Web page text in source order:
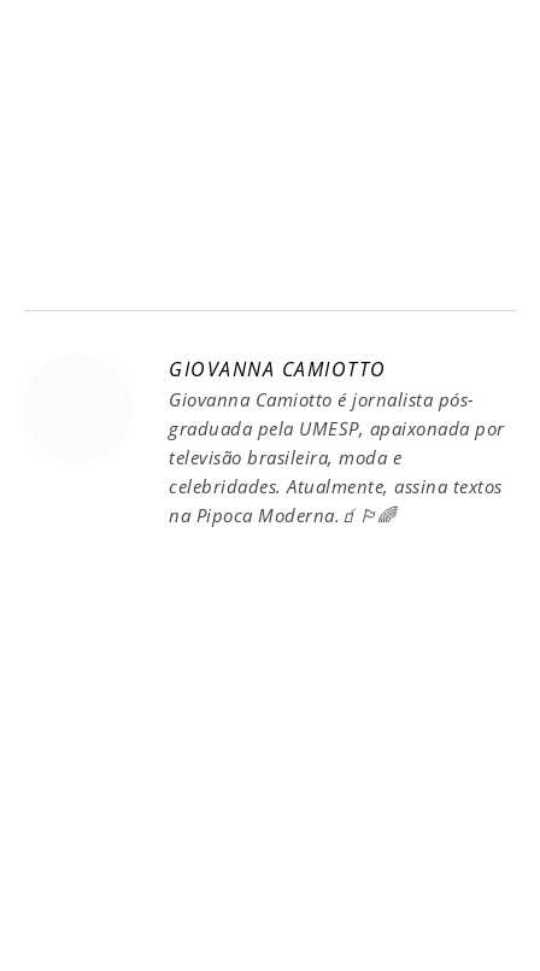
GIOVANNA CAMIOTTO
Giovanna Camiotto é jornalista pós-
graduada pela UMESP, apaixonada por
televisão brasileira, moda e
celebridades. Atualmente, assina textos
na Pipoca Moderna.🧃🏳️‍🌈